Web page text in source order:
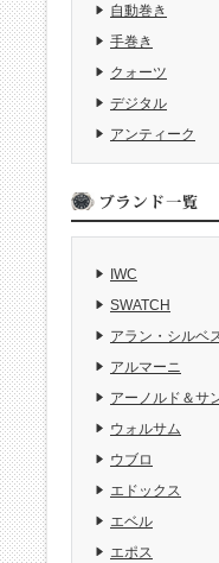
自動巻き
手巻き
クォーツ
デジタル
アンティーク
IWC
SWATCH
アラン・シルベ
アルマーニ
アーノルド＆サ
ウォルサム
ウブロ
エドックス
エベル
エポス